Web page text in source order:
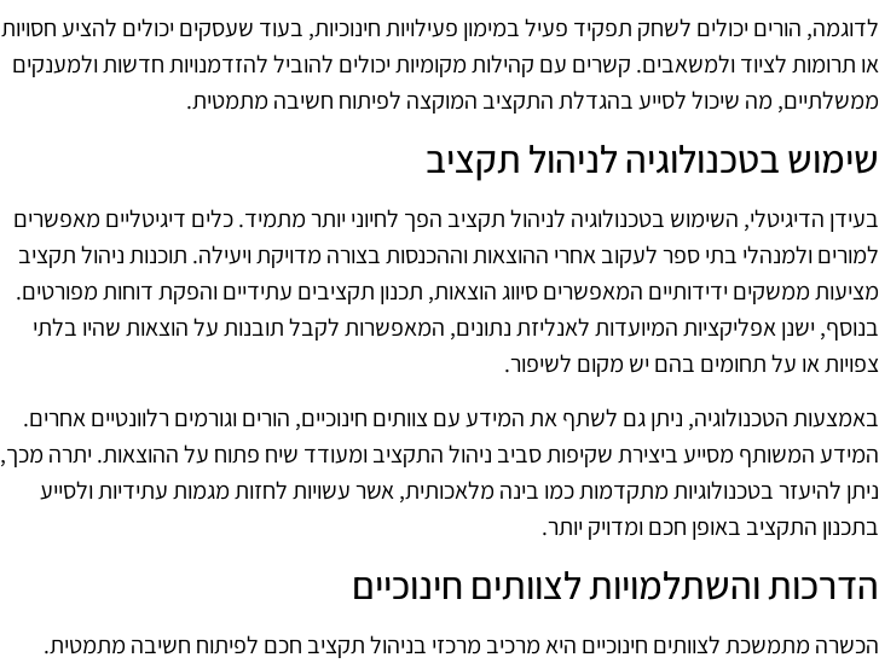
לדוגמה, הורים יכולים לשחק תפקיד פעיל במימון פעילויות חינוכיות, בעוד שעסקים יכולים להציע חסויות
או תרומות לציוד ולמשאבים. קשרים עם קהילות מקומיות יכולים להוביל להזדמנויות חדשות ולמענקים
ממשלתיים, מה שיכול לסייע בהגדלת התקציב המוקצה לפיתוח חשיבה מתמטית.
שימוש בטכנולוגיה לניהול תקציב
בעידן הדיגיטלי, השימוש בטכנולוגיה לניהול תקציב הפך לחיוני יותר מתמיד. כלים דיגיטליים מאפשרים
למורים ולמנהלי בתי ספר לעקוב אחרי ההוצאות וההכנסות בצורה מדויקת ויעילה. תוכנות ניהול תקציב
מציעות ממשקים ידידותיים המאפשרים סיווג הוצאות, תכנון תקציבים עתידיים והפקת דוחות מפורטים.
בנוסף, ישנן אפליקציות המיועדות לאנליזת נתונים, המאפשרות לקבל תובנות על הוצאות שהיו בלתי
צפויות או על תחומים בהם יש מקום לשיפור.
באמצעות הטכנולוגיה, ניתן גם לשתף את המידע עם צוותים חינוכיים, הורים וגורמים רלוונטיים אחרים.
המידע המשותף מסייע ביצירת שקיפות סביב ניהול התקציב ומעודד שיח פתוח על ההוצאות. יתרה מכך,
ניתן להיעזר בטכנולוגיות מתקדמות כמו בינה מלאכותית, אשר עשויות לחזות מגמות עתידיות ולסייע
בתכנון התקציב באופן חכם ומדויק יותר.
הדרכות והשתלמויות לצוותים חינוכיים
הכשרה מתמשכת לצוותים חינוכיים היא מרכיב מרכזי בניהול תקציב חכם לפיתוח חשיבה מתמטית.